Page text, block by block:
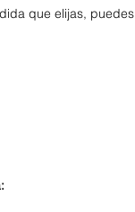
que elijas, puedes